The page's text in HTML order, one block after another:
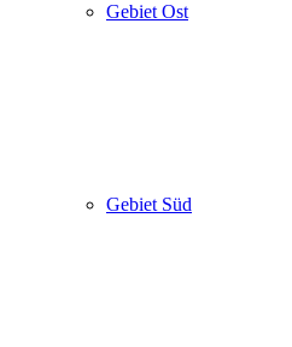
Gebiet Ost
Gebiet Süd